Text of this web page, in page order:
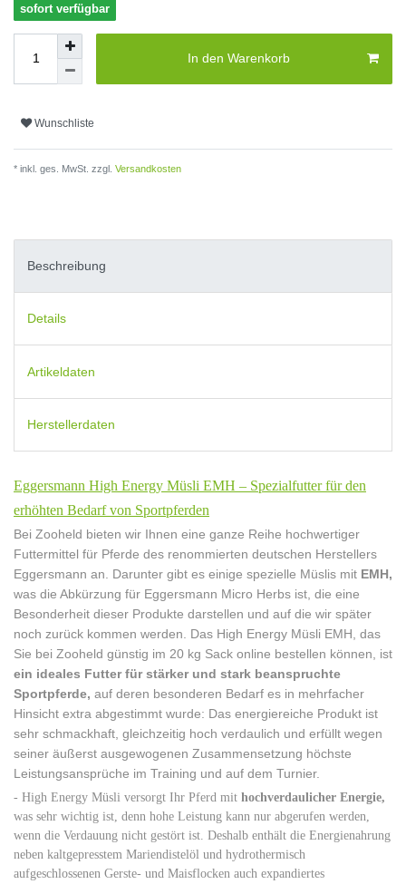
sofort verfügbar
In den Warenkorb
Wunschliste
* inkl. ges. MwSt. zzgl. Versandkosten
Beschreibung
Details
Artikeldaten
Herstellerdaten
Eggersmann High Energy Müsli EMH – Spezialfutter für den
erhöhten Bedarf von Sportpferden
Bei Zooheld bieten wir Ihnen eine ganze Reihe hochwertiger
Futtermittel für Pferde des renommierten deutschen Herstellers
Eggersmann an. Darunter gibt es einige spezielle Müslis mit EMH,
was die Abkürzung für Eggersmann Micro Herbs ist, die eine
Besonderheit dieser Produkte darstellen und auf die wir später
noch zurück kommen werden. Das High Energy Müsli EMH, das
Sie bei Zooheld günstig im 20 kg Sack online bestellen können, ist
ein ideales Futter für stärker und stark beanspruchte
Sportpferde, auf deren besonderen Bedarf es in mehrfacher
Hinsicht extra abgestimmt wurde: Das energiereiche Produkt ist
sehr schmackhaft, gleichzeitig hoch verdaulich und erfüllt wegen
seiner äußerst ausgewogenen Zusammensetzung höchste
Leistungsansprüche im Training und auf dem Turnier.
- High Energy Müsli versorgt Ihr Pferd mit hochverdaulicher Energie,
was sehr wichtig ist, denn hohe Leistung kann nur abgerufen werden,
wenn die Verdauung nicht gestört ist. Deshalb enthält die Energienahrung
neben kaltgepresstem Mariendistelöl und hydrothermisch
aufgeschlossenen Gerste- und Maisflocken auch expandiertes